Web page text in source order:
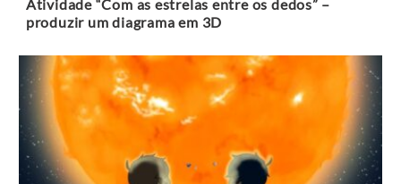
Atividade “Com as estrelas entre os dedos” –
produzir um diagrama em 3D